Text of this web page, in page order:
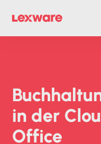
in der
Office